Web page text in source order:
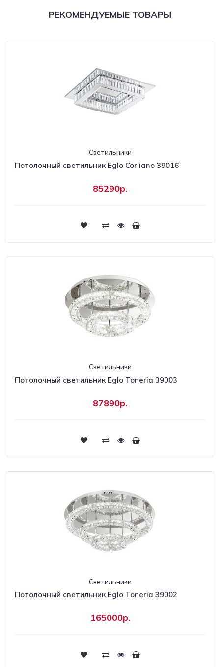
РЕКОМЕНДУЕМЫЕ ТОВАРЫ
Светильники
Потолочный светильник Eglo Corliano 39016
85290р.
Светильники
Потолочный светильник Eglo Toneria 39003
87890р.
Светильники
Потолочный светильник Eglo Toneria 39002
165000р.